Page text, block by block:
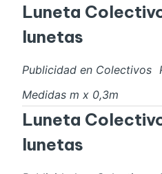
Luneta
lunetas
Publicidad en Colectivos
Medidas m x 0,3m
Luneta
lunetas